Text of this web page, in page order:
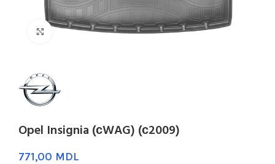
Faceți click pentru a mări
Opel Insignia (сWAG) (с2009)
MDL